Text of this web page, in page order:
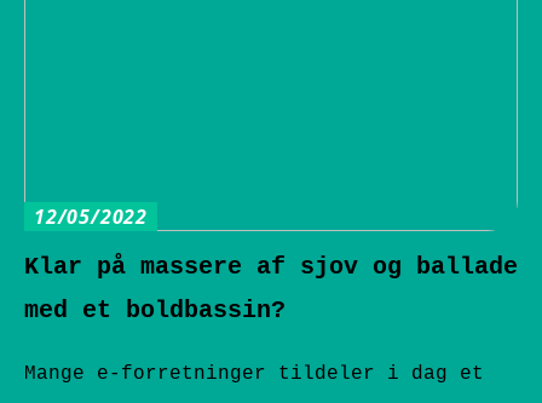
12/05/2022
Klar på massere af sjov og ballade
med et boldbassin?
Mange e-forretninger tildeler i dag et